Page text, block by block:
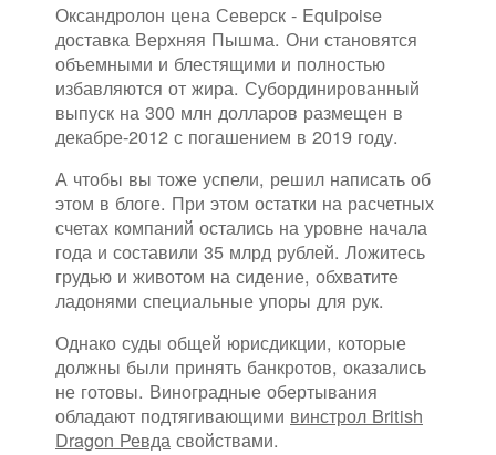
Оксандролон цена Северск - Equipoise
доставка Верхняя Пышма. Они становятся
объемными и блестящими и полностью
избавляются от жира. Субординированный
выпуск на 300 млн долларов размещен в
декабре-2012 с погашением в 2019 году.
А чтобы вы тоже успели, решил написать об
этом в блоге. При этом остатки на расчетных
счетах компаний остались на уровне начала
года и составили 35 млрд рублей. Ложитесь
грудью и животом на сидение, обхватите
ладонями специальные упоры для рук.
Однако суды общей юрисдикции, которые
должны были принять банкротов, оказались
не готовы. Виноградные обертывания
обладают подтягивающими винстрол British
Dragon Ревда свойствами.